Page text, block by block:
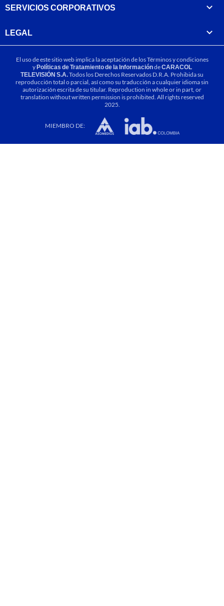
SERVICIOS CORPORATIVOS
LEGAL
El uso de este sitio web implica la aceptación de losTérminos y condiciones
yPolíticas de Tratamiento de la InformacióndeCARACOL
TELEVISIÓN S.A.Todos los Derechos Reservados D.R.A. Prohibida su
reproducción total o parcial, así como su traducción a cualquier idioma sin
autorización escrita de su titular. Reproduction in whole or in part, or
translation without written permission is prohibited. All rights reserved
2025.
MIEMBRO DE: